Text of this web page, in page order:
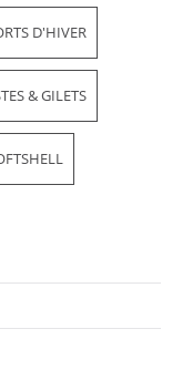
D'HIVER
& GILETS